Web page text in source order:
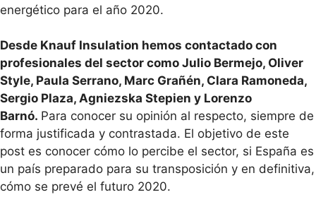
energético para el año 2020.
Desde Knauf Insulation hemos contactado con
profesionales del sector como Julio Bermejo, Oliver
Style, Paula Serrano, Marc Grañén, Clara Ramoneda,
Sergio Plaza, Agniezska Stepien y Lorenzo
Barnó. Para conocer su opinión al respecto, siempre de
forma justificada y contrastada. El objetivo de este
post es conocer cómo lo percibe el sector, si España es
un país preparado para su transposición y en definitiva,
cómo se prevé el futuro 2020.